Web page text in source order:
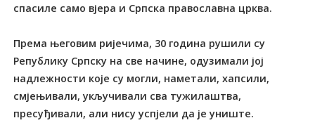
спасиле само вјера и Српска православна црква.
Према његовим ријечима, 30 година рушили су
Републику Српску на све начине, одузимали јој
надлежности које су могли, наметали, хапсили,
смјењивали, укључивали сва тужилаштва,
пресуђивали, али нису успјели да је униште.